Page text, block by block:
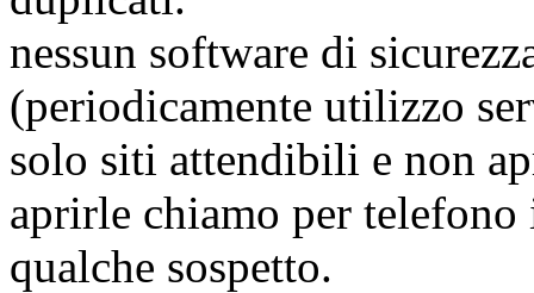
nessun software di
(periodicamente utilizzo
solo siti attendibili e non
aprirle chiamo per
qualche sospetto.